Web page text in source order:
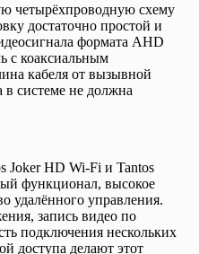
четырёхпроводную схему
достаточно простой и
формата AHD
с коаксиальным
кабеля от вызывной
в системе не должна
Joker HD Wi‑Fi и Tantos
функционал, высокое
удалённого управления.
запись видео по
подключения нескольких
доступа делают этот